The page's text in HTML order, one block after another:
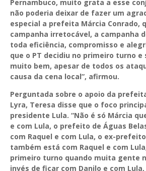
Pernambuco, muito grata a esse
não poderia deixar de fazer um
especial a prefeita Márcia Conrado,
campanha irretocável, a campanha
toda eficiência, compromisso e
que o PT decidiu no primeiro turno e
muito bem, apesar de todos os
causa da cena local”, afirmou.
Perguntada sobre o apoio da
Lyra, Teresa disse que o foco
presidente Lula. “Não é só Márcia
e com Lula, o prefeito de Águas
com Raquel e com Lula, o ex-
também está com Raquel e com
primeiro turno quando muita gente
invés de ficar com Danilo e com